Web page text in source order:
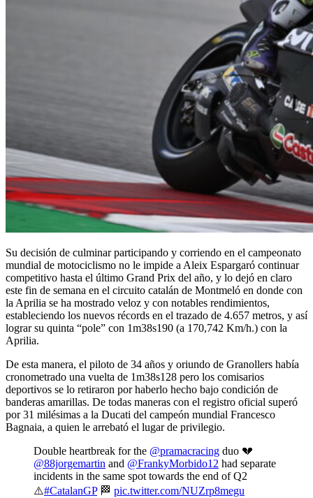
Su decisión de culminar participando y corriendo en el campeonato
mundial de motociclismo no le impide a Aleix Espargaró continuar
competitivo hasta el último Grand Prix del año, y lo dejó en claro
este fin de semana en el circuito catalán de Montmeló en donde con
la Aprilia se ha mostrado veloz y con notables rendimientos,
estableciendo los nuevos récords en el trazado de 4.657 metros, y así
lograr su quinta “pole” con 1m38s190 (a 170,742 Km/h.) con la
Aprilia.
De esta manera, el piloto de 34 años y oriundo de Granollers había
cronometrado una vuelta de 1m38s128 pero los comisarios
deportivos se lo retiraron por haberlo hecho bajo condición de
banderas amarillas. De todas maneras con el registro oficial superó
por 31 milésimas a la Ducati del campeón mundial Francesco
Bagnaia, a quien le arrebató el lugar de privilegio.
Double heartbreak for the @pramacracing duo 💔
@88jorgemartin and @FrankyMorbido12 had separate
incidents in the same spot towards the end of Q2
⚠️#CatalanGP🏁 pic.twitter.com/NUZrp8megu